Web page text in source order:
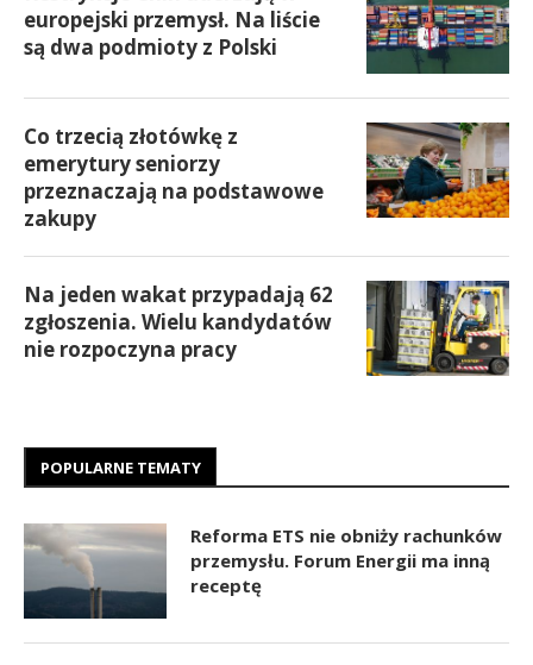
europejski przemysł. Na liście
są dwa podmioty z Polski
Co trzecią złotówkę z
emerytury seniorzy
przeznaczają na podstawowe
zakupy
Na jeden wakat przypadają 62
zgłoszenia. Wielu kandydatów
nie rozpoczyna pracy
POPULARNE TEMATY
Reforma ETS nie obniży rachunków
przemysłu. Forum Energii ma inną
receptę